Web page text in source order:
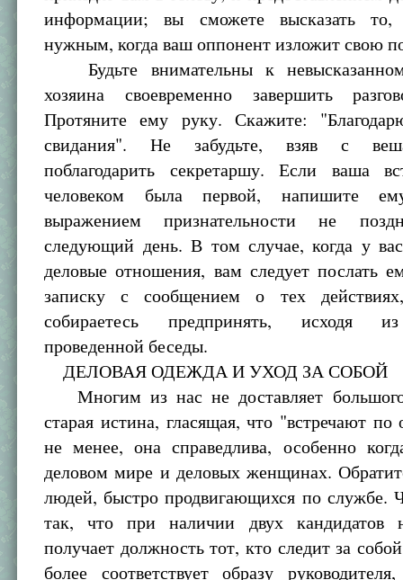
информации; вы сможете высказать то,
нужным, когда ваш оппонент изложит свою
Будьте внимательны к
хозяина своевременно завершить
Протяните ему руку. Скажите:
свидания". Не забудьте, взяв с
поблагодарить секретаршу. Если ваша
человеком была первой, напишите
выражением признательности не
следующий день. В том случае, когда у
деловые отношения, вам следует послать
записку с сообщением о тех
собираетесь предпринять, исходя из
проведенной беседы.
ДЕЛОВАЯ ОДЕЖДА И УХОД ЗА СОБОЙ
Многим из нас не доставляет большого
старая истина, гласящая, что "встречают
не менее, она справедлива, особенно
деловом мире и деловых женщинах.
людей, быстро продвигающихся по службе.
так, что при наличии двух кандидатов
получает должность тот, кто следит за
более соответствует образу